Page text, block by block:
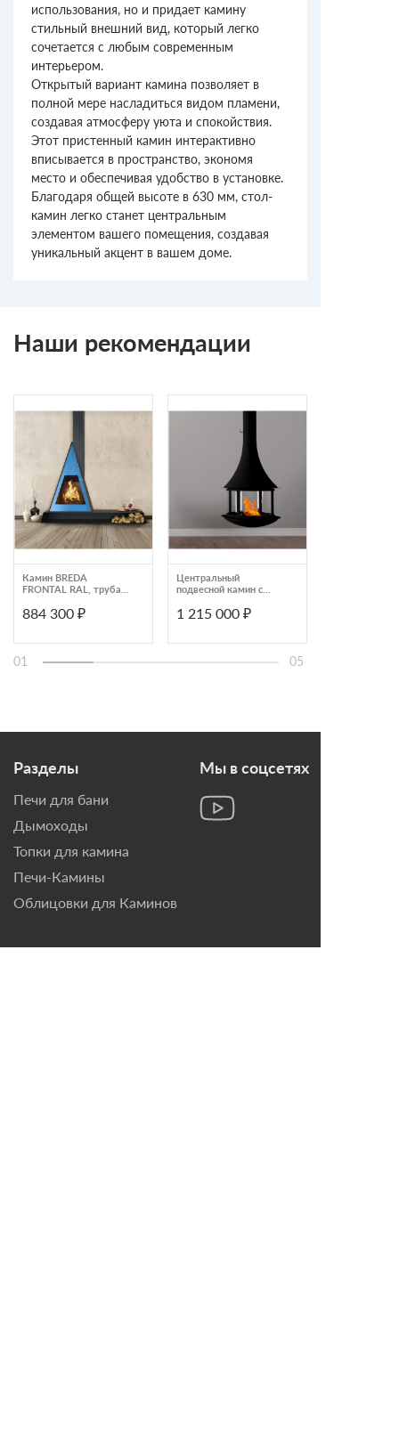
использования, но и придает камину
стильный внешний вид, который легко
сочетается с любым современным
интерьером.
Открытый вариант камина позволяет в
полной мере насладиться видом пламени,
создавая атмосферу уюта и спокойствия.
Этот пристенный камин интерактивно
вписывается в пространство, экономя
место и обеспечивая удобство в установке.
Благодаря общей высоте в 630 мм, стол-
камин легко станет центральным
элементом вашего помещения, создавая
уникальный акцент в вашем доме.
Наши рекомендации
Камин BREDA
FRONTAL RAL, труба
884 300 ₽
Центральный
подвесной камин с
остеклением и
1 215 000 ₽
01 05
Разделы
Печи для бани
Дымоходы
Топки для камина
Печи-Камины
Облицовки для Каминов
Мы в соцсетях